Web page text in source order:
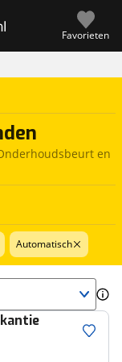
Favorieten
en
Automatisch